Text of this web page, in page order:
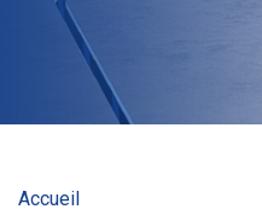
Accueil